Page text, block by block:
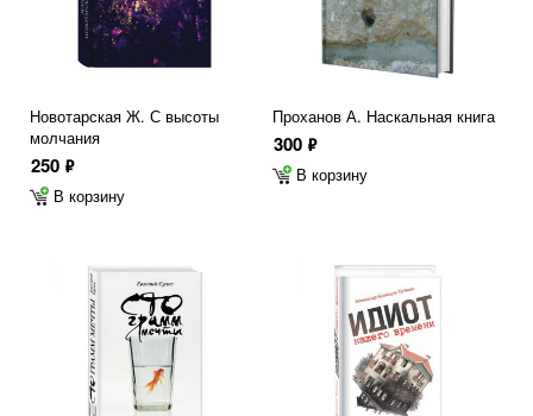
Новотарская Ж. С высоты
молчания
250 ф
В корзину
Проханов А. Наскальная книга
300 ф
В корзину